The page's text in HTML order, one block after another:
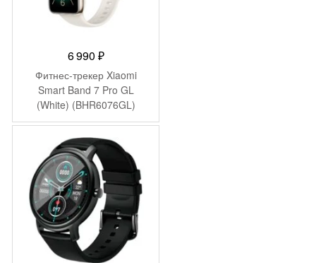
6 990 ₽
Фитнес-трекер Xiaomi
Smart Band 7 Pro GL
(White) (BHR6076GL)